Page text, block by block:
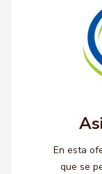
En esta
que se